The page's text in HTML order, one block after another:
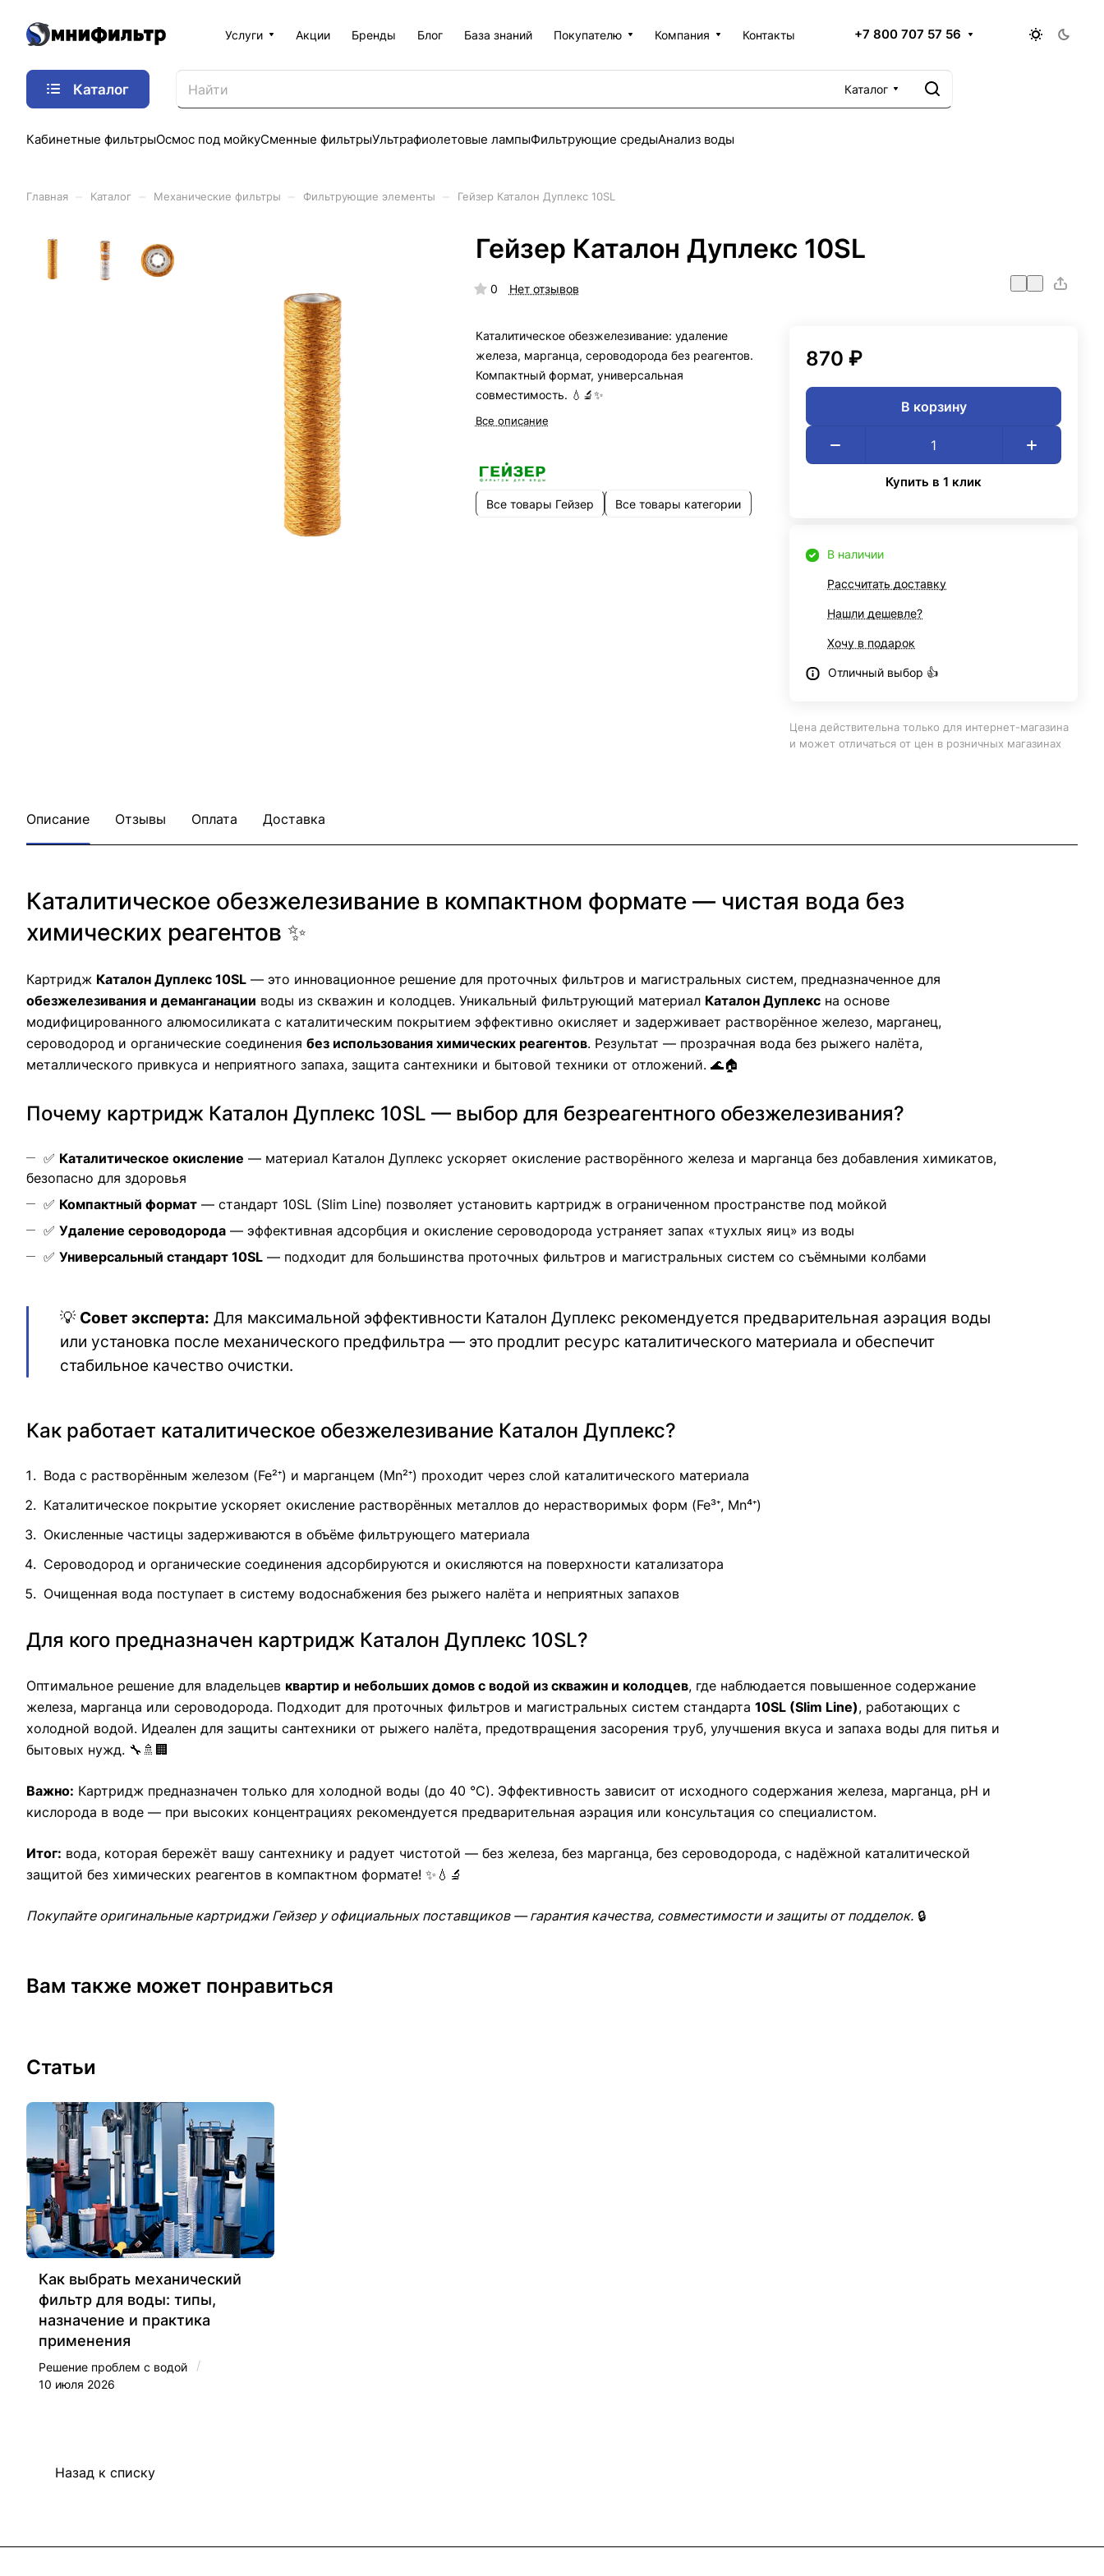
Услуги Акции Бренды Блог База знаний Покупателю Компания Контакты +7 800 707 57 56
Каталог Каталог
Кабинетные фильтрыОсмос под мойкуСменные фильтрыУльтрафиолетовые лампыФильтрующие средыАнализ воды
Главная Каталог Механические фильтры Фильтрующие элементы Гейзер Каталон Дуплекс 10SL
Гейзер Каталон Дуплекс 10SL
0 Нет отзывов
Каталитическое обезжелезивание: удаление
железа, марганца, сероводорода без реагентов.
Компактный формат, универсальная
совместимость. 💧🔬✨
Все описание
Все товары Гейзер Все товары категории
870 ₽
В корзину
Купить в 1 клик
В наличии
Рассчитать доставку
Нашли дешевле?
Хочу в подарок
Отличный выбор 👍
Цена действительна только для интернет-магазина
и может отличаться от цен в розничных магазинах
Описание Отзывы Оплата Доставка
Каталитическое обезжелезивание в компактном формате — чистая вода без
химических реагентов ✨
Картридж Каталон Дуплекс 10SL — это инновационное решение для проточных фильтров и магистральных систем, предназначенное для
обезжелезивания и деманганации воды из скважин и колодцев. Уникальный фильтрующий материал Каталон Дуплекс на основе
модифицированного алюмосиликата с каталитическим покрытием эффективно окисляет и задерживает растворённое железо, марганец,
сероводород и органические соединения без использования химических реагентов. Результат — прозрачная вода без рыжего налёта,
металлического привкуса и неприятного запаха, защита сантехники и бытовой техники от отложений. 🌊🏠
Почему картридж Каталон Дуплекс 10SL — выбор для безреагентного обезжелезивания?
✅ Каталитическое окисление — материал Каталон Дуплекс ускоряет окисление растворённого железа и марганца без добавления химикатов,
безопасно для здоровья
✅ Компактный формат — стандарт 10SL (Slim Line) позволяет установить картридж в ограниченном пространстве под мойкой
✅ Удаление сероводорода — эффективная адсорбция и окисление сероводорода устраняет запах «тухлых яиц» из воды
✅ Универсальный стандарт 10SL — подходит для большинства проточных фильтров и магистральных систем со съёмными колбами
💡 Совет эксперта: Для максимальной эффективности Каталон Дуплекс рекомендуется предварительная аэрация воды
или установка после механического предфильтра — это продлит ресурс каталитического материала и обеспечит
стабильное качество очистки.
Как работает каталитическое обезжелезивание Каталон Дуплекс?
Вода с растворённым железом (Fe²⁺) и марганцем (Mn²⁺) проходит через слой каталитического материала
Каталитическое покрытие ускоряет окисление растворённых металлов до нерастворимых форм (Fe³⁺, Mn⁴⁺)
Окисленные частицы задерживаются в объёме фильтрующего материала
Сероводород и органические соединения адсорбируются и окисляются на поверхности катализатора
Очищенная вода поступает в систему водоснабжения без рыжего налёта и неприятных запахов
Для кого предназначен картридж Каталон Дуплекс 10SL?
Оптимальное решение для владельцев квартир и небольших домов с водой из скважин и колодцев, где наблюдается повышенное содержание
железа, марганца или сероводорода. Подходит для проточных фильтров и магистральных систем стандарта 10SL (Slim Line), работающих с
холодной водой. Идеален для защиты сантехники от рыжего налёта, предотвращения засорения труб, улучшения вкуса и запаха воды для питья и
бытовых нужд. 🔧🚿🏢
Важно: Картридж предназначен только для холодной воды (до 40 °C). Эффективность зависит от исходного содержания железа, марганца, pH и
кислорода в воде — при высоких концентрациях рекомендуется предварительная аэрация или консультация со специалистом.
Итог: вода, которая бережёт вашу сантехнику и радует чистотой — без железа, без марганца, без сероводорода, с надёжной каталитической
защитой без химических реагентов в компактном формате! ✨💧🔬
Покупайте оригинальные картриджи Гейзер у официальных поставщиков — гарантия качества, совместимости и защиты от подделок. 🔒
Вам также может понравиться
Статьи
Как выбрать механический
фильтр для воды: типы,
назначение и практика
применения
Решение проблем с водой /
10 июля 2026
Назад к списку